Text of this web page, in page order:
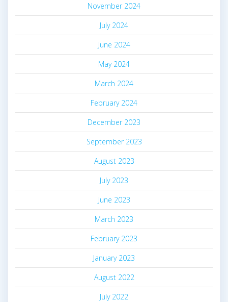
November 2024
July 2024
June 2024
May 2024
March 2024
February 2024
December 2023
September 2023
August 2023
July 2023
June 2023
March 2023
February 2023
January 2023
August 2022
July 2022